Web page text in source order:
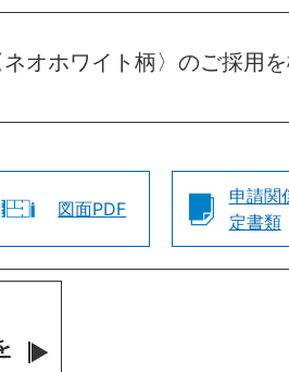
ホワイト柄〉のご採用を
図面PDF
申請関
定書類